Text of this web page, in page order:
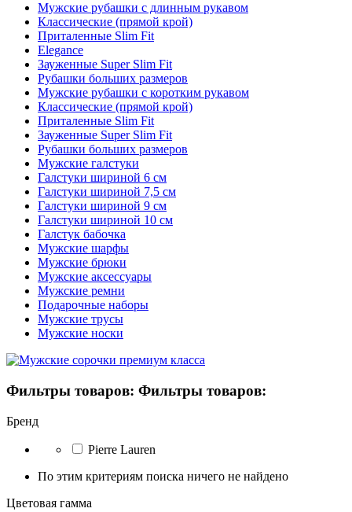
Мужские рубашки с длинным рукавом
Классические (прямой крой)
Приталенные Slim Fit
Elegance
Зауженные Super Slim Fit
Рубашки больших размеров
Мужские рубашки с коротким рукавом
Классические (прямой крой)
Приталенные Slim Fit
Зауженные Super Slim Fit
Рубашки больших размеров
Мужские галстуки
Галстуки шириной 6 см
Галстуки шириной 7,5 см
Галстуки шириной 9 см
Галстуки шириной 10 см
Галстук бабочка
Мужские шарфы
Мужские брюки
Мужские аксессуары
Мужские ремни
Подарочные наборы
Мужские трусы
Мужские носки
Фильтры товаров: Фильтры товаров:
Бренд
Pierre Lauren
По этим критериям поиска ничего не найдено
Цветовая гамма